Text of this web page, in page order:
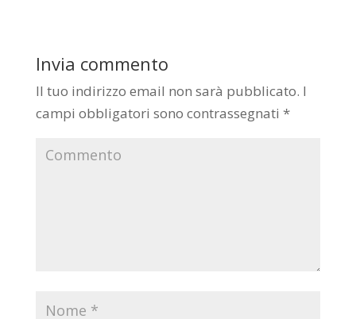
Invia commento
Il tuo indirizzo email non sarà pubblicato. I
campi obbligatori sono contrassegnati *